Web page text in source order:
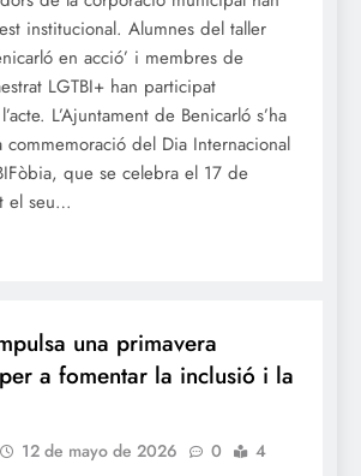
institucional. Alumnes del taller
en acció’ i membres de
LGTBI+ han participat
L’Ajuntament de Benicarló s’ha
commemoració del Dia Internacional
que se celebra el 17 de
el seu…
una primavera
a fomentar la inclusió i la
12 de mayo de 2026 0
4